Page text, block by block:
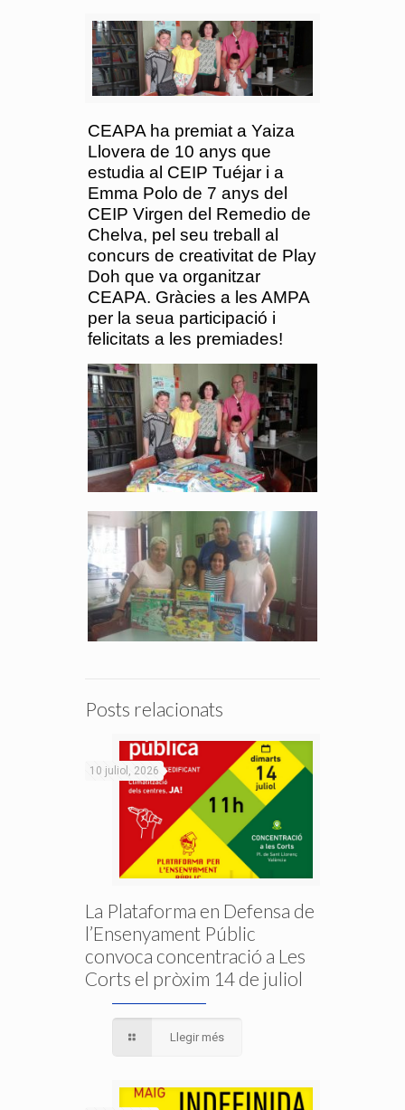
CEAPA ha premiat a Yaiza
Llovera de 10 anys que
estudia al CEIP Tuéjar i a
Emma Polo de 7 anys del
CEIP Virgen del Remedio de
Chelva, pel seu treball al
concurs de creativitat de Play
Doh que va organitzar
CEAPA. Gràcies a les AMPA
per la seua participació i
felicitats a les premiades!
Posts relacionats
10 juliol, 2026
La Plataforma en Defensa de
l’Ensenyament Públic
convoca concentració a Les
Corts el pròxim 14 de juliol
Llegir més